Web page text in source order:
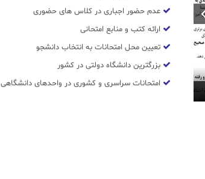
عدم حضور اجباری در کلاس های حضوری
ارائه کتب و منابع امتحانی
تعیین محل امتحانات به انتخاب دانشجو
بزرگترین دانشگاه دولتی در کشور
امتحانات سراسری و کشوری در واحدهای دانشگاهی